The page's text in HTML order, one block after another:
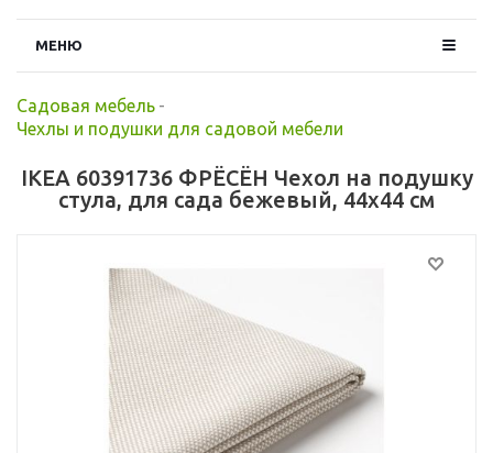
МЕНЮ
Садовая мебель -
Чехлы и подушки для садовой мебели
IKEA 60391736 ФРЁСЁН Чехол на подушку
стула, для сада бежевый, 44x44 см